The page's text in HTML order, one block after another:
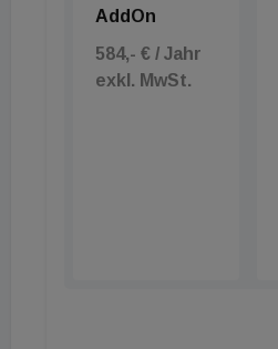
AddOn
584,- € / Jahr
exkl. MwSt.